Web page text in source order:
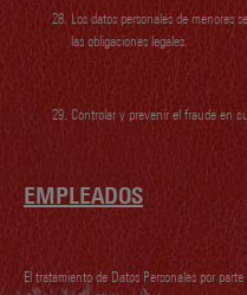
Los datos personales de menores
las obligaciones legales.
Controlar y prevenir el fraude en
EMPLEADOS
El tratamiento de Datos Personales por parte